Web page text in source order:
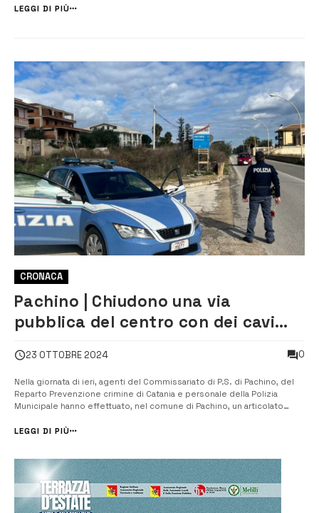
uomini, rispettivamente di 23 e 44 anni, entrambi c...
LEGGI DI PIÙ
CRONACA
Pachino | Chiudono una via
pubblica del centro con dei cavi
23 OTTOBRE 2024 0
Nella giornata di ieri, agenti del Commissariato di P.S. di Pachino, del
Reparto Prevenzione crimine di Catania e personale della Polizia
Municipale hanno effettuato, nel comune di Pachino, un articolato
criminalità diffusa, organizzando nelle zone periferiche e nel centro
LEGGI DI PIÙ